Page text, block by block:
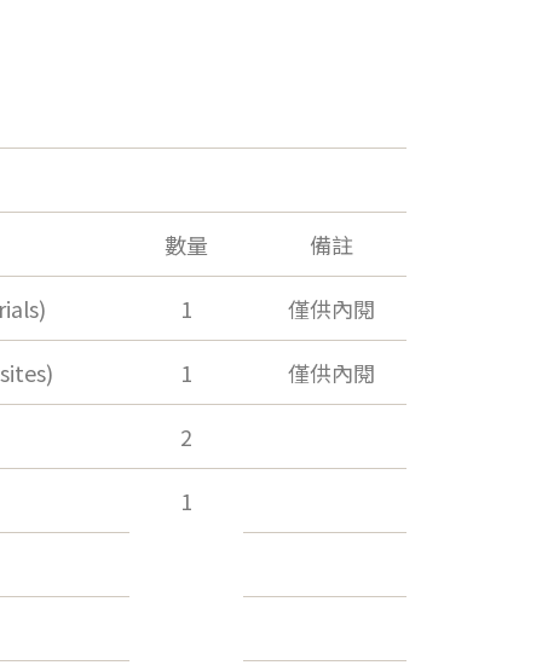
數量 備註
1 僅供內閱
1 僅供內閱
2
1